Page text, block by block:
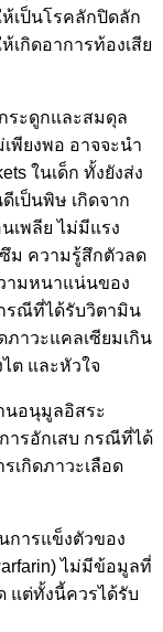
เป็นโรคลักปิดลัก
เกิดอาการท้องเสีย
ระดูกและสมดุล
พียงพอ อาจจะนำ
ในเด็ก ทั้งยังส่ง
เป็นพิษ เกิดจาก
เพลีย ไม่มีแรง
ม ความรู้สึกตัวลด
ามหนาแน่นของ
รณีที่ได้รับวิตามิน
ภาวะแคลเซียมเกิน
ต และหัวใจ
อนุมูลอิสระ
ารอักเสบ กรณีที่ได้
เกิดภาวะเลือด
ารแข็งตัวของ
ไม่มีข้อมูลที่
แต่ทั้งนี้ควรได้รับ